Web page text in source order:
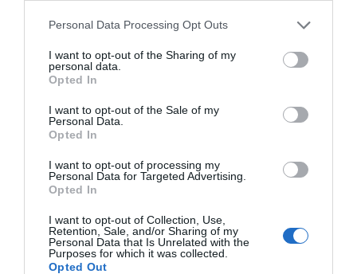
Personal Data Processing Opt Outs
I want to opt-out of the Sharing of my
personal data.
Opted In
I want to opt-out of the Sale of my
Personal Data.
Opted In
I want to opt-out of processing my
Personal Data for Targeted Advertising.
Opted In
I want to opt-out of Collection, Use,
Retention, Sale, and/or Sharing of my
Personal Data that Is Unrelated with the
Purposes for which it was collected.
Opted Out
ΟΥΚΡΑΝΙΑ: Η ΡΩΣΙΑ ΑΝΑΚΟΙΝΩΝΕΙ ΤΗΝ ΚΑΤΑΛΗΨΗ ΤΗΣ
ΣΥΝΕΧΙΣΤΕΙ;